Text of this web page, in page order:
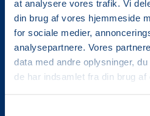
at analysere vores trafik. Vi
din brug af vores hjemmeside
for sociale medier,
analysepartnere. Vores
data med andre oplysninger,
de har indsamlet fra din brug af
Det, der er vigtigt for